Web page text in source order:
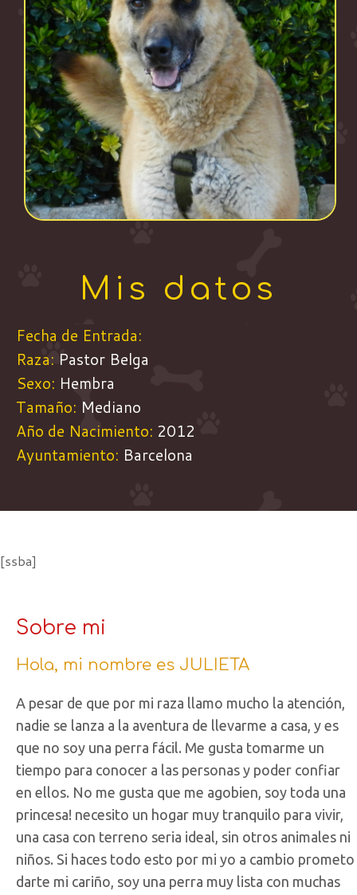
Mis datos
Fecha de Entrada:
Raza: Pastor Belga
Sexo: Hembra
Tamaño: Mediano
Año de Nacimiento: 2012
Ayuntamiento: Barcelona
[ssba]
Sobre mi
Hola, mi nombre es JULIETA
A pesar de que por mi raza llamo mucho la atención,
nadie se lanza a la aventura de llevarme a casa, y es
que no soy una perra fácil. Me gusta tomarme un
tiempo para conocer a las personas y poder confiar
en ellos. No me gusta que me agobien, soy toda una
princesa! necesito un hogar muy tranquilo para vivir,
una casa con terreno seria ideal, sin otros animales ni
niños. Si haces todo esto por mi yo a cambio prometo
darte mi cariño, soy una perra muy lista con muchas